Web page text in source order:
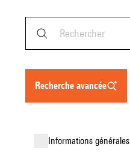
recherche avancée
informations générales